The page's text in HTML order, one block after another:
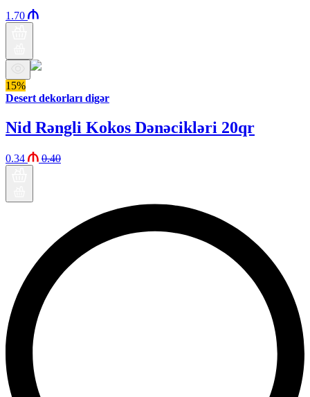
1.70
15%
Desert dekorları digər
Nid Rəngli Kokos Dənəcikləri 20qr
0.34 0.40